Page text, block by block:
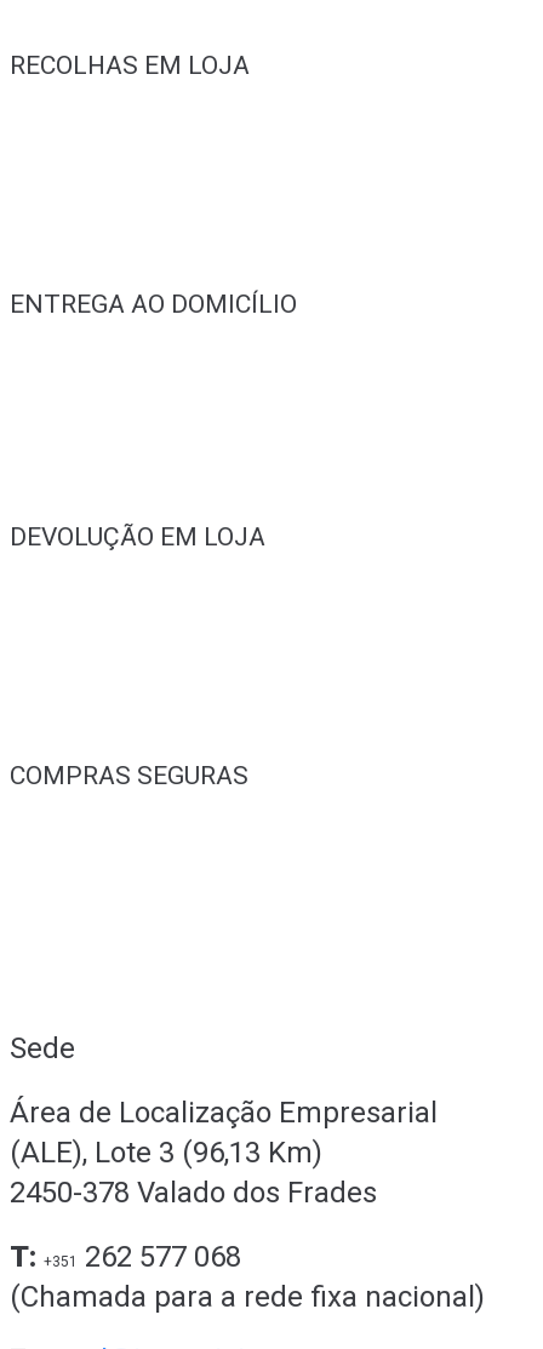
RECOLHAS EM LOJA
ENTREGA AO DOMICÍLIO
DEVOLUÇÃO EM LOJA
COMPRAS SEGURAS
Sede
Área de Localização Empresarial
(ALE), Lote 3 (96,13 Km)
2450-378 Valado dos Frades
T: +351
262 577 068
(Chamada para a rede fixa nacional)